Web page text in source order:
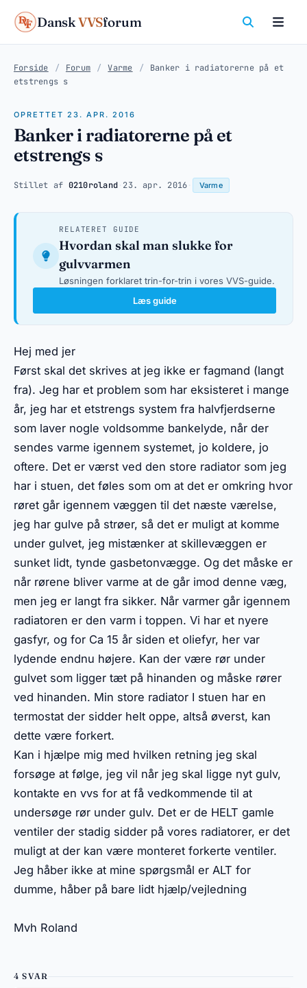
DanskVVSforum
Forside / Forum / Varme /
Banker i radiatorerne på et
etstrengs s
OPRETTET 23. APR. 2016
Banker i radiatorerne på et
etstrengs s
Stillet af 0210roland 23. apr. 2016 Varme
RELATERET GUIDE
Hvordan skal man slukke for
gulvvarmen
Løsningen forklaret trin-for-trin i vores VVS-guide.
Læs guide
Hej med jer
Først skal det skrives at jeg ikke er fagmand (langt
fra). Jeg har et problem som har eksisteret i mange
år, jeg har et etstrengs system fra halvfjerdserne
som laver nogle voldsomme bankelyde, når der
sendes varme igennem systemet, jo koldere, jo
oftere. Det er værst ved den store radiator som jeg
har i stuen, det føles som om at det er omkring hvor
røret går igennem væggen til det næste værelse,
jeg har gulve på strøer, så det er muligt at komme
under gulvet, jeg mistænker at skillevæggen er
sunket lidt, tynde gasbetonvægge. Og det måske er
når rørene bliver varme at de går imod denne væg,
men jeg er langt fra sikker. Når varmer går igennem
radiatoren er den varm i toppen. Vi har et nyere
gasfyr, og for Ca 15 år siden et oliefyr, her var
lydende endnu højere. Kan der være rør under
gulvet som ligger tæt på hinanden og måske rører
ved hinanden. Min store radiator I stuen har en
termostat der sidder helt oppe, altså øverst, kan
dette være forkert.
Kan i hjælpe mig med hvilken retning jeg skal
forsøge at følge, jeg vil når jeg skal ligge nyt gulv,
kontakte en vvs for at få vedkommende til at
undersøge rør under gulv. Det er de HELT gamle
ventiler der stadig sidder på vores radiatorer, er det
muligt at der kan være monteret forkerte ventiler.
Jeg håber ikke at mine spørgsmål er ALT for
dumme, håber på bare lidt hjælp/vejledning
Mvh Roland
4 SVAR